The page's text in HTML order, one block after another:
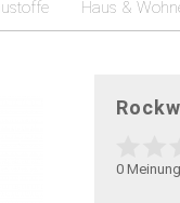
Haus &
0